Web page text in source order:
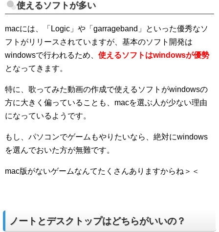
使えるソフトが多い
macには、「Logic」や「garrageband」といった優秀なソ
フトがリリースされていますが、基本のソフト開発は
windowsで行われるため、 使えるソフトはwindowsが優勢
となってきます。
特に、歌ってみた動画の作成で使えるソフトがwindowsの
方に大きく偏っていることも、macを選ぶ人が少ない理由
になっているようです。
もし、パソコンでゲームもやりたいなら、絶対にwindows
を選んでおいた方が無難です。
mac版がないゲームなんてたくさんありますからね＞＜
ノートとデスクトップはどちらがいいの？